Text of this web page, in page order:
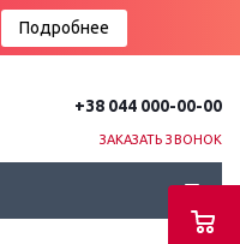
Подробнее
+38 044 000-00-00
ЗАКАЗАТЬ ЗВОНОК